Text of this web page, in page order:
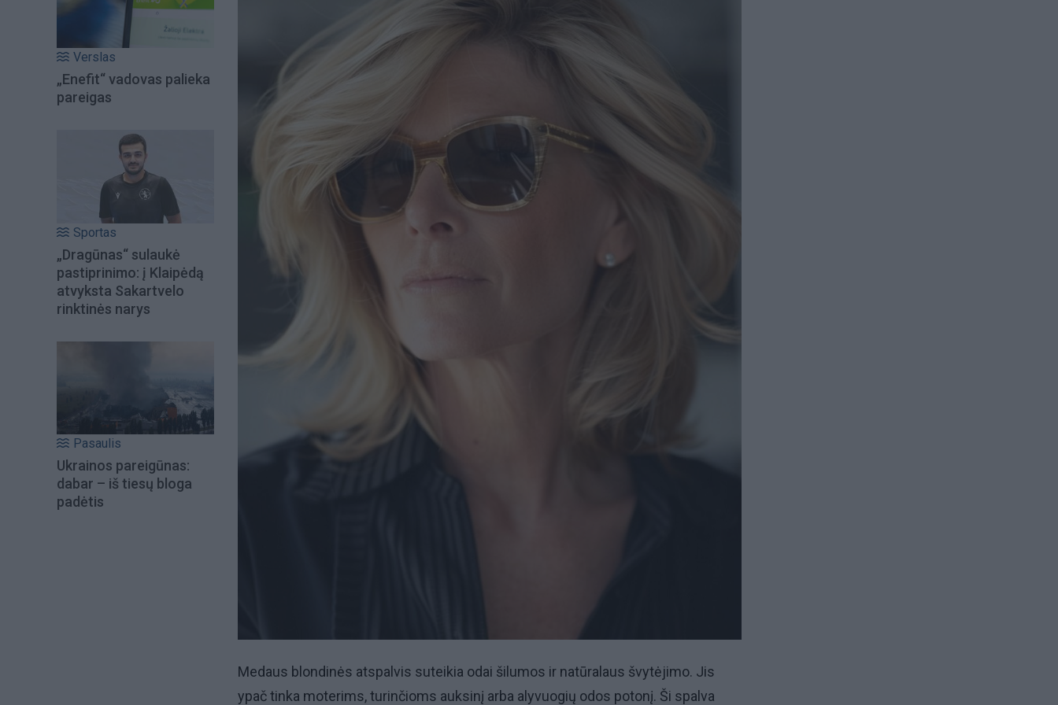
Verslas
„Enefit“ vadovas palieka
pareigas
Sportas
„Dragūnas“ sulaukė
pastiprinimo: į Klaipėdą
atvyksta Sakartvelo
rinktinės narys
Pasaulis
Ukrainos pareigūnas:
dabar – iš tiesų bloga
padėtis
Medaus blondinės atspalvis suteikia odai šilumos ir natūralaus švytėjimo. Jis
ypač tinka moterims, turinčioms auksinį arba alyvuogių odos potonį. Ši spalva